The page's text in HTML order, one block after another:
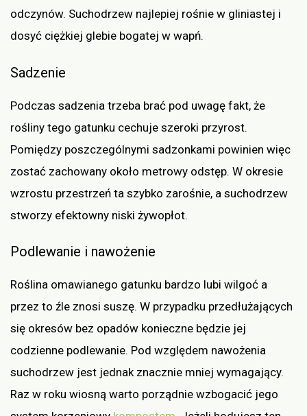
odczynów. Suchodrzew najlepiej rośnie w gliniastej i
dosyć ciężkiej glebie bogatej w wapń.
Sadzenie
Podczas sadzenia trzeba brać pod uwagę fakt, że
rośliny tego gatunku cechuje szeroki przyrost.
Pomiędzy poszczególnymi sadzonkami powinien więc
zostać zachowany około metrowy odstęp. W okresie
wzrostu przestrzeń ta szybko zarośnie, a suchodrzew
stworzy efektowny niski żywopłot.
Podlewanie i nawożenie
Roślina omawianego gatunku bardzo lubi wilgoć a
przez to źle znosi suszę. W przypadku przedłużających
się okresów bez opadów konieczne będzie jej
codzienne podlewanie. Pod względem nawożenia
suchodrzew jest jednak znacznie mniej wymagający.
Raz w roku wiosną warto porządnie wzbogacić jego